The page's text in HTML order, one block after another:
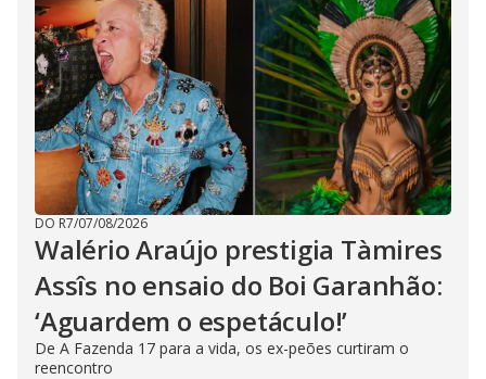
DO R7/07/08/2026
Walério Araújo prestigia Tàmires
Assîs no ensaio do Boi Garanhão:
‘Aguardem o espetáculo!’
De A Fazenda 17 para a vida, os ex-peões curtiram o
reencontro